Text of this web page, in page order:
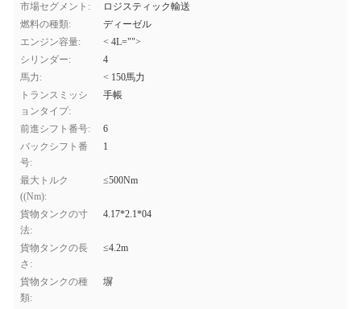
市場セグメント:
ロジスティック輸送
燃料の種類:
ディーゼル
エンジン容量:
< 4L="">
シリンダー:
4
馬力:
< 150馬力
トランスミッシ
ョンタイプ:
手帳
前進シフト番号:
6
バックシフト番
号:
1
最大トルク
((Nm):
≤500Nm
貨物タンクの寸
法:
4.17*2.1*04
貨物タンクの長
さ:
≤4.2m
貨物タンクの種
類:
塀